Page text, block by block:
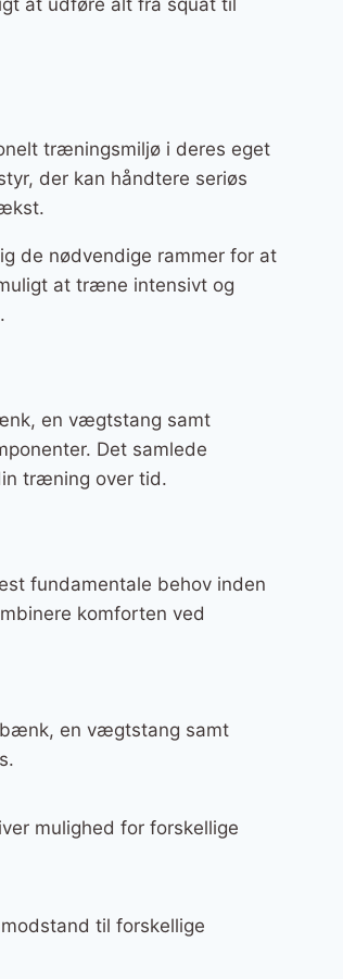
at udføre alt fra squat til
træningsmiljø i deres eget
der kan håndtere seriøs
de nødvendige rammer for at
at træne intensivt og
en vægtstang samt
Det samlede
træning over tid.
fundamentale behov inden
komforten ved
en vægtstang samt
mulighed for forskellige
til forskellige